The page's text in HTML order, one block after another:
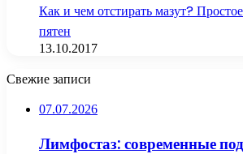
Как и чем отстирать мазут?
пятен
13.10.2017
Свежие записи
07.07.2026
Лимфостаз: современные